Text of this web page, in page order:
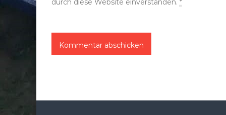
durch diese Website einverstanden. *